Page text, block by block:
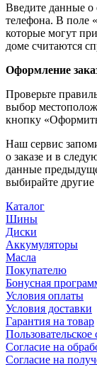
Введите данные
телефона. В поле
которые могут
доме считаются
Оформление
Проверьте
выбор
кнопку
Наш сервис
о заказе и в
данные
выбирайте
Каталог
Шины
Диски
Аккумуляторы
Масла
Покупателю
Бонусная
Условия оплаты
Условия доставки
Гарантия на товар
Пользовательское
Согласие на
Согласие на